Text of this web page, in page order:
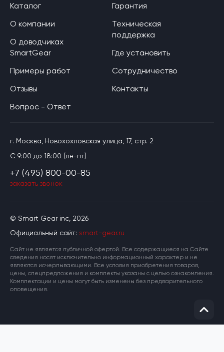
© Smart Gear inc, 2026
Официальный сайт: smart-gear.ru
Cайт не является публичной офертой. Все содержащиеся на Сайте
сведения носят исключительно информационный характер и не
являются исчерпывающими. Все условия приобретения товаров,
цены, спецпредложения и комплекты указаны с целью ознакомления.
Комплектации и цены могут быть изменены без предварительного
оповещения.
Каталог
О компании
О доводчиках
SmartGear
Примеры работ
Отзывы
Вопрос - Ответ
Гарантия
Техническая
поддержка
Где установить
Сотрудничество
Контакты
г. Москва, Новохохловская улица, 17, стр. 2
C 9:00 до 18:00 (пн-пт)
+7 (495) 800-00-85
заказать звонок